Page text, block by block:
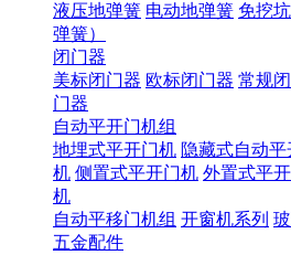
液压地弹簧 电动地弹簧 免挖
弹簧）
闭门器
美标闭门器 欧标闭门器 常规
门器
自动平开门机组
地埋式平开门机 隐藏式自动
机 侧置式平开门机 外置式平
机
自动平移门机组 开窗机系列
五金配件